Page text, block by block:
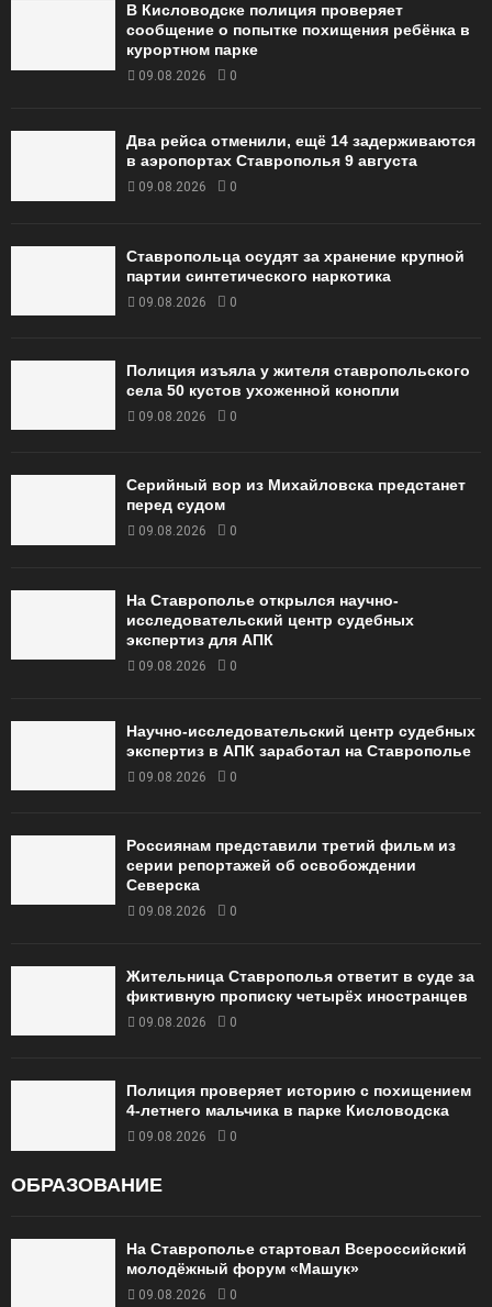
В Кисловодске полиция проверяет
сообщение о попытке похищения ребёнка в
курортном парке
09.08.2026 0
Два рейса отменили, ещё 14 задерживаются
в аэропортах Ставрополья 9 августа
09.08.2026 0
Ставропольца осудят за хранение крупной
партии синтетического наркотика
09.08.2026 0
Полиция изъяла у жителя ставропольского
села 50 кустов ухоженной конопли
09.08.2026 0
Серийный вор из Михайловска предстанет
перед судом
09.08.2026 0
На Ставрополье открылся научно-
исследовательский центр судебных
экспертиз для АПК
09.08.2026 0
Научно-исследовательский центр судебных
экспертиз в АПК заработал на Ставрополье
09.08.2026 0
Россиянам представили третий фильм из
серии репортажей об освобождении
Северска
09.08.2026 0
Жительница Ставрополья ответит в суде за
фиктивную прописку четырёх иностранцев
09.08.2026 0
Полиция проверяет историю с похищением
4-летнего мальчика в парке Кисловодска
09.08.2026 0
ОБРАЗОВАНИЕ
На Ставрополье стартовал Всероссийский
молодёжный форум «Машук»
09.08.2026 0